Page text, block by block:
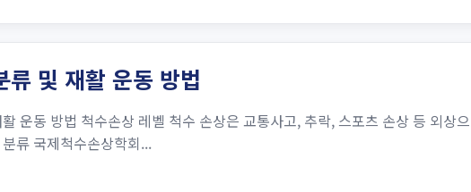
류 및 재활 운동 방법
운동 방법 척수손상 레벨 척수 손상은 교통사고, 추락, 스포츠 손상 등 외상
류 국제척수손상학회...